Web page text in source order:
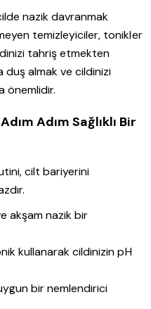
nazik davranmak
temizleyiciler, tonikler
tahriş etmekten
duş almak ve cildinizi
önemlidir.
Adım Sağlıklı Bir
cilt bariyerini
akşam nazik bir
kullanarak cildinizin pH
bir nemlendirici